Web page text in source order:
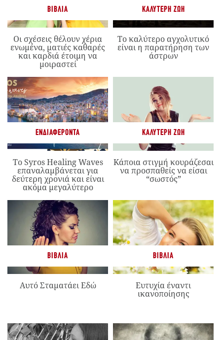
ΒΙΒΛΊΑ
Οι σχέσεις θέλουν χέρια
ενωμένα, ματιές καθαρές
και καρδιά έτοιμη να
μοιραστεί
ΚΑΛΎΤΕΡΗ ΖΩΉ
Το καλύτερο αγχολυτικό
είναι η παρατήρηση των
άστρων
ΕΝΔΙΑΦΈΡΟΝΤΑ
Το Syros Healing Waves
επαναλαμβάνεται για
δεύτερη χρονιά και είναι
ακόμα μεγαλύτερο
ΚΑΛΎΤΕΡΗ ΖΩΉ
Κάποια στιγμή κουράζεσαι
να προσπαθείς να είσαι
“σωστός”
ΒΙΒΛΊΑ
Αυτό Σταματάει Εδώ
ΒΙΒΛΊΑ
Ευτυχία έναντι
ικανοποίησης